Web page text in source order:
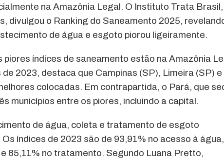
na Amazônia Legal. O Instituto Trata Brasil,
divulgou o Ranking do Saneamento 2025,
de água e esgoto piorou ligeiramente.
piores índices de saneamento estão na Amazônia
2023, destaca que Campinas (SP), Limeira (SP) e
colocadas. Em contrapartida, o Pará, que
municípios entre os piores, incluindo a capital.
de água, coleta e tratamento de esgoto
índices de 2023 são de 93,91% no acesso à água,
65,11% no tratamento. Segundo Luana Pretto,